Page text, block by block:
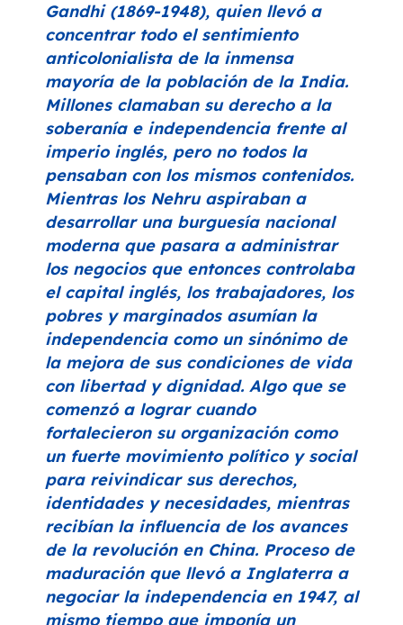
Gandhi (1869-1948), quien llevó a
concentrar todo el sentimiento
anticolonialista de la inmensa
mayoría de la población de la India.
Millones clamaban su derecho a la
soberanía e independencia frente al
imperio inglés, pero no todos la
pensaban con los mismos contenidos.
Mientras los Nehru aspiraban a
desarrollar una burguesía nacional
moderna que pasara a administrar
los negocios que entonces controlaba
el capital inglés, los trabajadores, los
pobres y marginados asumían la
independencia como un sinónimo de
la mejora de sus condiciones de vida
con libertad y dignidad. Algo que se
comenzó a lograr cuando
fortalecieron su organización como
un fuerte movimiento político y social
para reivindicar sus derechos,
identidades y necesidades, mientras
recibían la influencia de los avances
de la revolución en China. Proceso de
maduración que llevó a Inglaterra a
negociar la independencia en 1947, al
mismo tiempo que imponía un